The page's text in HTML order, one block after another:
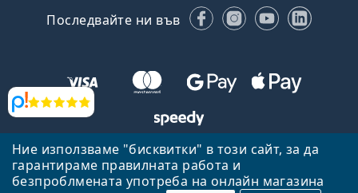
Ние използваме "бисквитки" в този сайт, за да
гарантираме правилната работа и
безпроблмената употреба на онлайн магазина
Прегледи
Последвайте ни във FacebookInstagram
YouTube
Назад към началната страница
Нагоре
Lentiamo.bg е собственост и се управлява от Lentiamo s.r.o.,